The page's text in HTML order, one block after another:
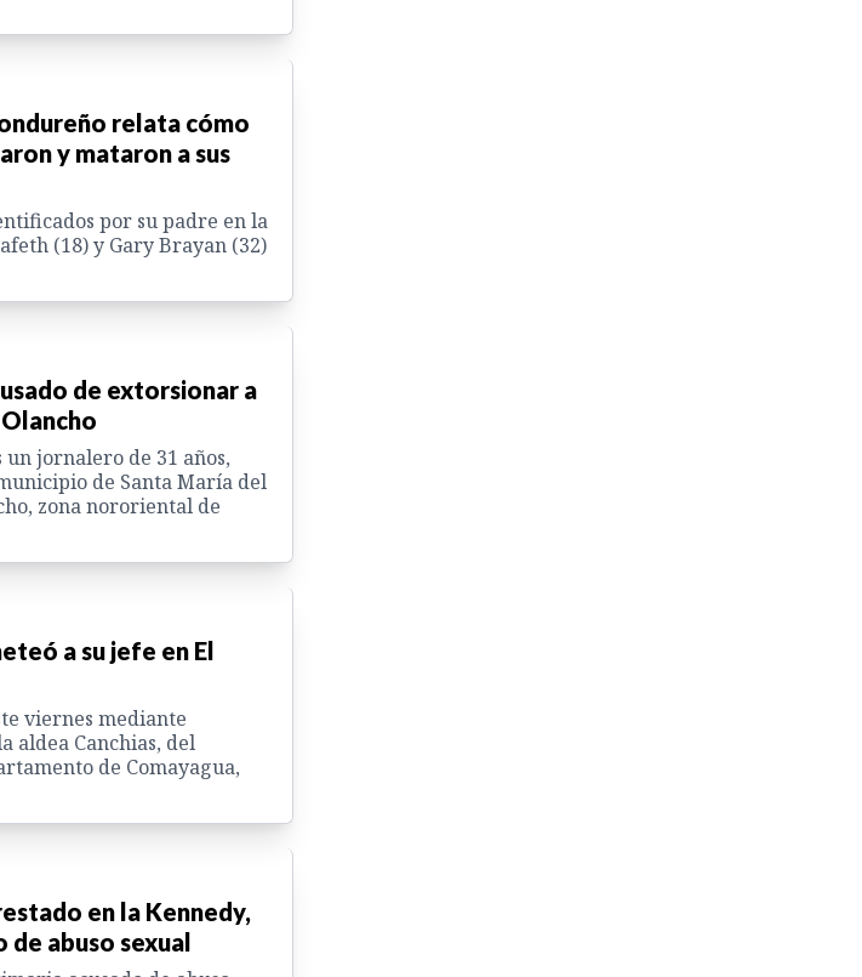
relata cómo
y mataron a sus
por su padre en la
(18) y Gary Brayan (32)
de extorsionar a
jornalero de 31 años,
de Santa María del
zona nororiental de
a su jefe en El
viernes mediante
aldea Canchias, del
de Comayagua,
en la Kennedy,
de abuso sexual